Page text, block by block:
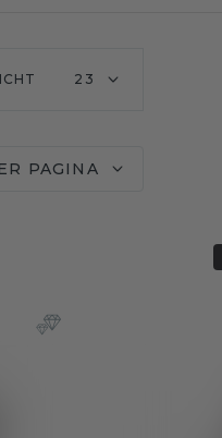
23
PAGINA